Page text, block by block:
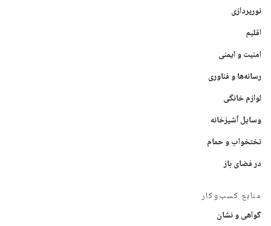
نورپردازی
اقلیم
امنیت و ایمنی
رسانه‌ها و فناوری
لوازم خانگی
وسایل آشپزخانه
تختخواب و حمام
در فضای باز
منابع کسب‌وکار
گواهی و نشان